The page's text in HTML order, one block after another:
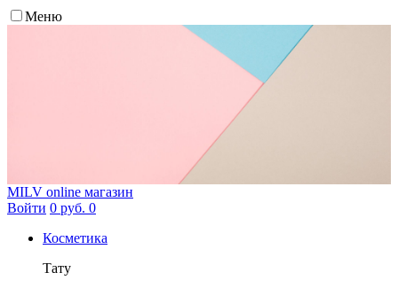
Меню
MILV online магазин
Войти 0 руб. 0
Косметика
Тату